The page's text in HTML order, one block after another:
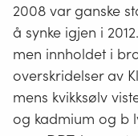
2008 var ganske
å synke igjen i
men innholdet i
overskridelser av
mens kvikksølv
og kadmium og b